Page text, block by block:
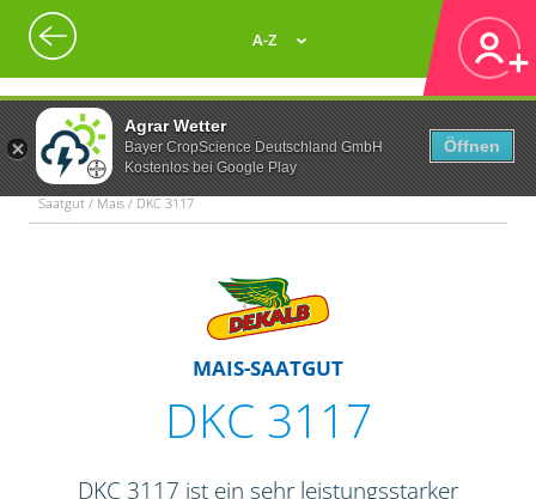
Agrar Wetter
Bayer CropScience Deutschland GmbH
Kostenlos bei Google Play
Öffnen
A-Z
Saatgut / Mais / DKC 3117
MAIS-SAATGUT
DKC 3117
DKC 3117 ist ein sehr leistungsstarker